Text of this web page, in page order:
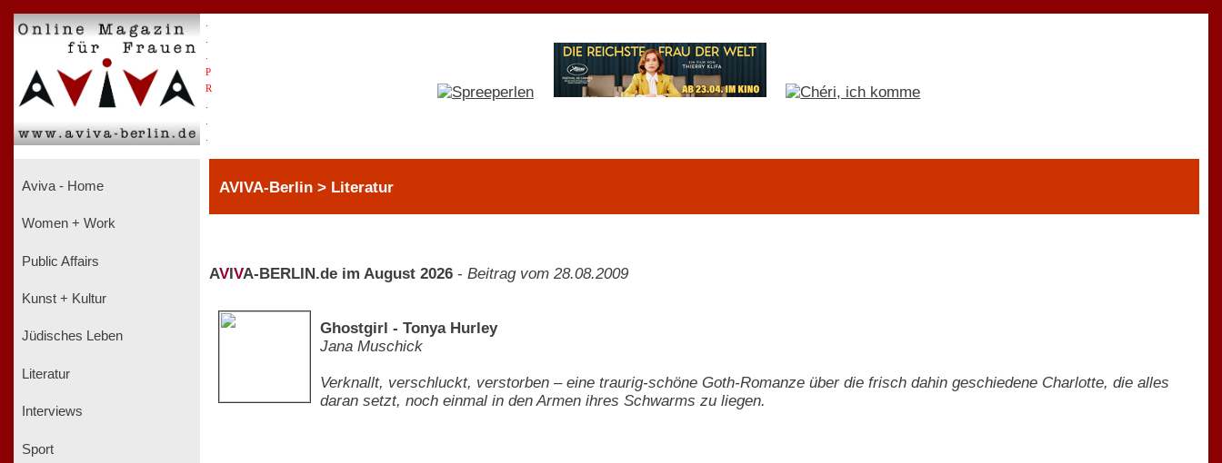
P
R
Aviva - Home
Women + Work
Public Affairs
Kunst + Kultur
Jüdisches Leben
Literatur
Interviews
Sport
AVIVA-Berlin > Literatur
AV VA-BERLIN.de im August 2026 - Beitrag vom 28.08.2009
Ghostgirl - Tonya Hurley
Jana Muschick
Verknallt, verschluckt, verstorben – eine traurig-schöne Goth-Romanze über die frisch dahin geschiedene Charlotte, die alles
daran setzt, noch einmal in den Armen ihres Schwarms zu liegen.